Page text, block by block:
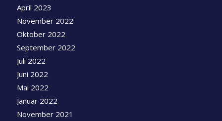
April 2023
November 2022
Oktober 2022
September 2022
Juli 2022
Juni 2022
Mai 2022
Januar 2022
November 2021